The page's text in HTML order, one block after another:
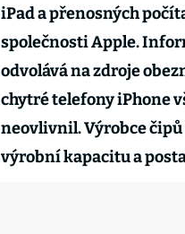
iPad a přenosných
společnosti Apple.
odvolává na zdroje
chytré telefony iPhone
neovlivnil. Výrobce
výrobní kapacitu a